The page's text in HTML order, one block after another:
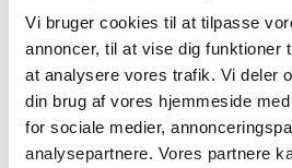
Vi bruger cookies til at tilpasse
annoncer, til at vise dig funktioner
at analysere vores trafik. Vi deler
din brug af vores hjemmeside
for sociale medier,
analysepartnere. Vores partnere